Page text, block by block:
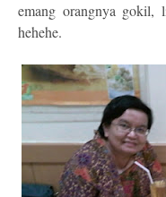
emang orangnya gokil,
hehehe.